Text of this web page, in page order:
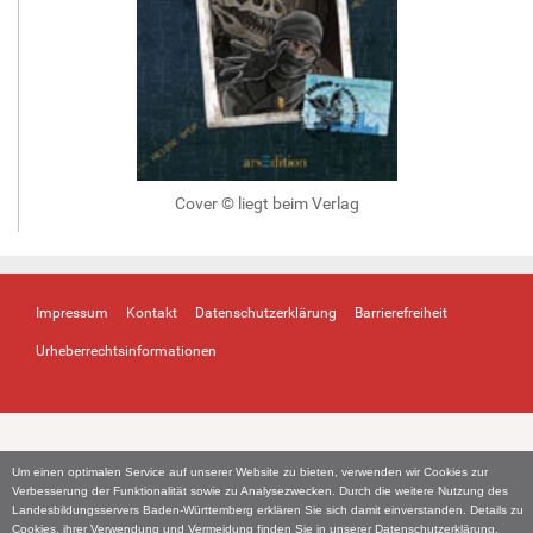
Um einen optimalen Service auf unserer Website zu bieten, verwenden wir Cookies zur
Verbesserung der Funktionalität sowie zu Analysezwecken. Durch die weitere Nutzung des
Landesbildungsservers Baden-Württemberg erklären Sie sich damit einverstanden. Details zu
Cookies, ihrer Verwendung und Vermeidung finden Sie in unserer Datenschutzerklärung
Cover © liegt beim Verlag
Impressum Kontakt Datenschutzerklärung Barrierefreiheit
Urheberrechtsinformationen